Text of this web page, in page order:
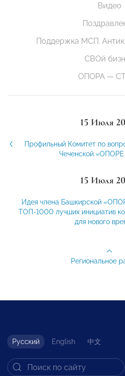
Видео
Поддержка МСП.
СВОй
ОПОРА —
15 Июля
Профильный Комитет по
Чеченской
15 Июля
Идея члена Башкирской
ТОП-1000 лучших инициатив
для нового
Региональное
Русский English 中文